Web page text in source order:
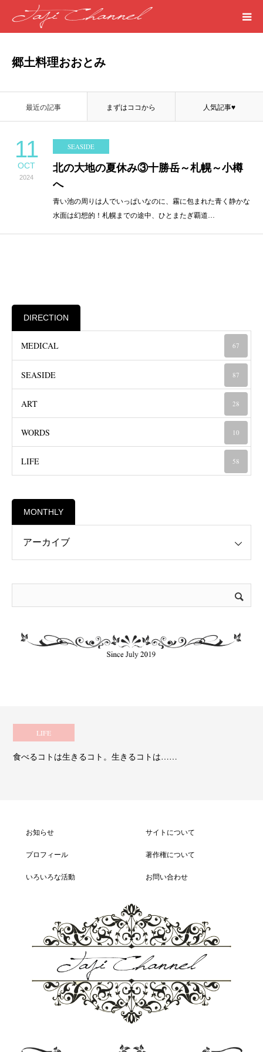
郷土料理おおとみ
最近の記事 まずはココから 人気記事♥
11
OCT
2024
SEASIDE
北の大地の夏休み③十勝岳～札幌～小樽
へ
青い池の周りは人でいっぱいなのに、霧に包まれた青く静かな
水面は幻想的！札幌までの途中、ひとまたぎ覇道…
DIRECTION
MEDICAL 67
SEASIDE 87
ART 28
WORDS 10
LIFE 58
MONTHLY
LIFE
食べるコトは生きるコト。生きるコトは……
お知らせ
プロフィール
いろいろな活動
サイトについて
著作権について
お問い合わせ
SEASIDE
ART
WORDS